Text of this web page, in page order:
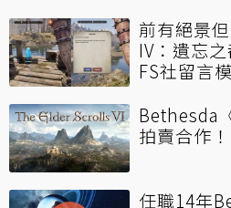
前有絕景
IV：遺忘
FS社留言模
Bethesda
拍賣合作
任職14年